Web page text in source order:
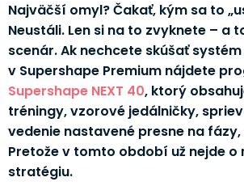
Najväčší omyl? Čakať, kým sa to
Neustáli. Len si na to zvyknete – a
scenár. Ak nechcete skúšať
v Supershape Premium nájdete
Supershape NEXT 40, ktorý
tréningy, vzorové jedálničky,
vedenie nastavené presne na
Pretože v tomto období už nejde o
stratégiu.